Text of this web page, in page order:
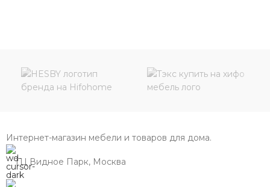
Интернет-магазин мебели и товаров для дома.
ТЦ Видное Парк, Москва